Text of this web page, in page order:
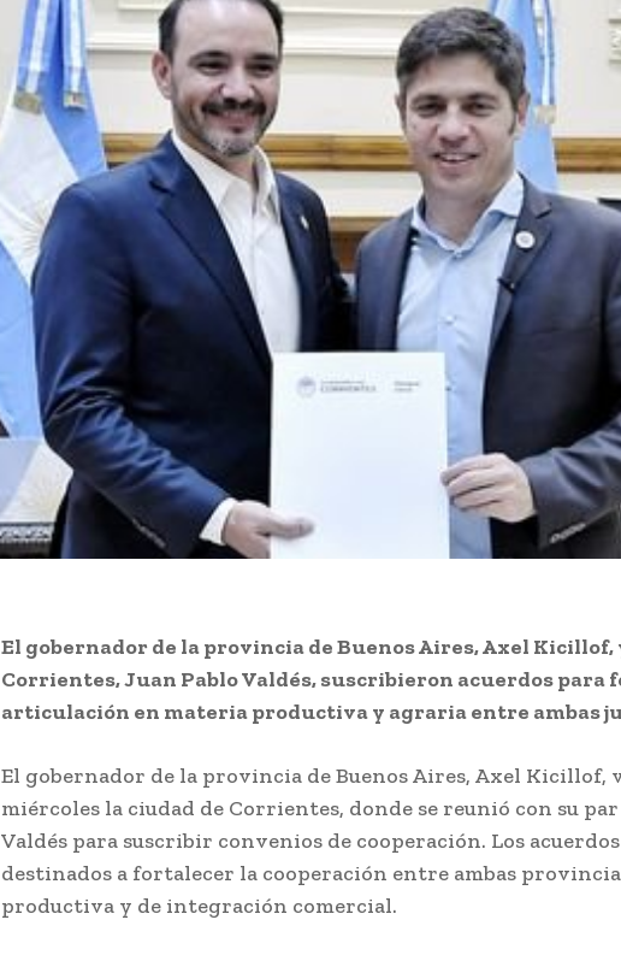
El gobernador de la provincia de Buenos Aires, Axel Kicillof,
Corrientes, Juan Pablo Valdés, suscribieron acuerdos para
articulación en materia productiva y agraria entre ambas
El gobernador de la provincia de Buenos Aires, Axel Kicillof,
miércoles la ciudad de Corrientes, donde se reunió con su par
Valdés para suscribir convenios de cooperación. Los
destinados a fortalecer la cooperación entre ambas
productiva y de integración comercial.